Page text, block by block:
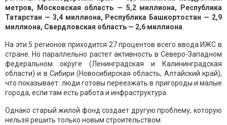
метров, Московская область — 5,2 миллиона, Республика
Татарстан — 3,4 миллиона, Республика Башкортостан — 2,9
миллиона, Свердловская область — 2,6 миллиона
На эти 5 регионов приходится 27 процентов всего ввода ИЖС в
стране. Но параллельно растет активность в Северо-Западном
федеральном округе (Ленинградская и Калининградская
области) и в Сибири (Новосибирская область, Алтайский край),
что показывает: люди готовы переезжать в пригороды и малые
города, если там есть работа и инфраструктура.
Однако старый жилой фонд создает другую проблему, которую
нельзя решить только новым строительством.